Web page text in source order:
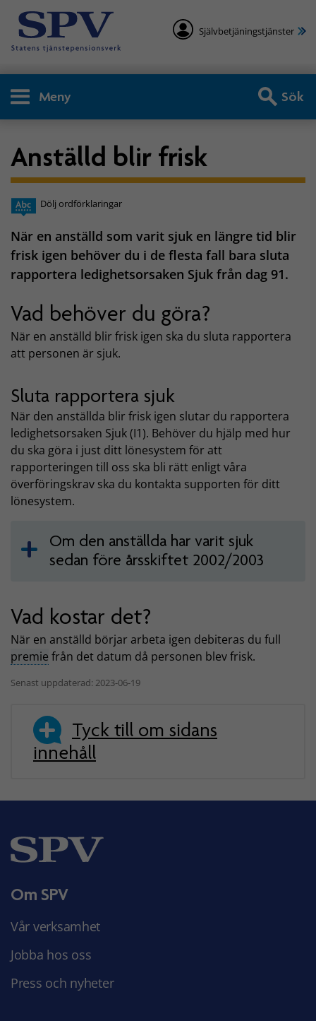
Självbetjäningstjänster
Meny Sök
Anställd blir frisk
Dölj ordförklaringar
När en anställd som varit sjuk en längre tid blir
frisk igen behöver du i de flesta fall bara sluta
rapportera ledighetsorsaken Sjuk från dag 91.
Vad behöver du göra?
När en anställd blir frisk igen ska du sluta rapportera
att personen är sjuk.
Sluta rapportera sjuk
När den anställda blir frisk igen slutar du rapportera
ledighetsorsaken Sjuk (I1). Behöver du hjälp med hur
du ska göra i just ditt lönesystem för att
rapporteringen till oss ska bli rätt enligt våra
överföringskrav ska du kontakta supporten för ditt
lönesystem.
Om den anställda har varit sjuk
sedan före årsskiftet 2002/2003
Vad kostar det?
När en anställd börjar arbeta igen debiteras du full
premie från det datum då personen blev frisk.
Senast uppdaterad: 2023-06-19
Tyck till om sidans
innehåll
Om SPV
Vår verksamhet
Jobba hos oss
Press och nyheter